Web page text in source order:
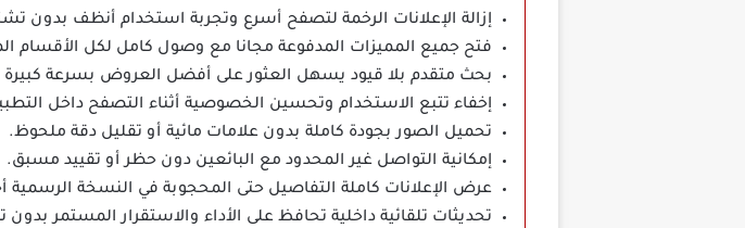
إزالة الإعلانات الرخمة لتصفح أسرع وتجربة استخدام أنظف بدون
فتح جميع المميزات المدفوعة مجانا مع وصول كامل لكل الأقسام
بحث متقدم بلا قيود يسهل العثور على أفضل العروض بسرعة كبيرة
إخفاء تتبع الاستخدام وتحسين الخصوصية أثناء التصفح داخل
تحميل الصور بجودة كاملة بدون علامات مائية أو تقليل دقة ملحوظ.
إمكانية التواصل غير المحدود مع البائعين دون حظر أو تقييد مسبق.
عرض الإعلانات كاملة التفاصيل حتى المحجوبة في النسخة الرسمية
تحديثات تلقائية داخلية تحافظ على الأداء والاستقرار المستمر